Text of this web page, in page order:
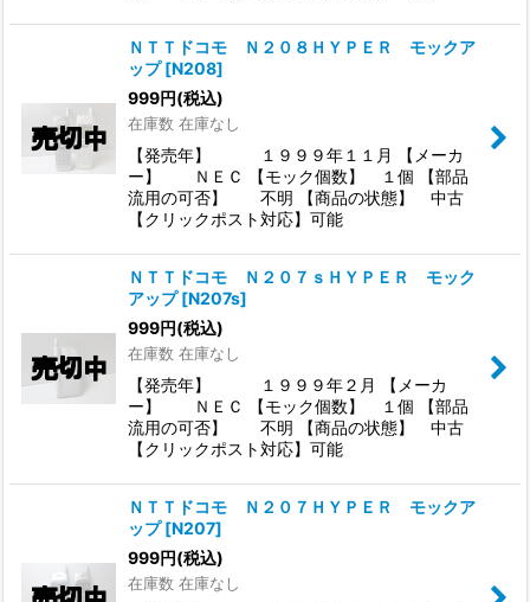
ＮＴＴドコモ Ｎ２０８ＨＹＰＥＲ モックア
ップ [N208]
999円(税込)
在庫数 在庫なし
【発売年】 １９９９年１１月 【メーカ
ー】 ＮＥＣ 【モック個数】 １個 【部品
流用の可否】 不明 【商品の状態】 中古
【クリックポスト対応】可能
ＮＴＴドコモ Ｎ２０７ｓＨＹＰＥＲ モック
アップ [N207s]
999円(税込)
在庫数 在庫なし
【発売年】 １９９９年２月 【メーカ
ー】 ＮＥＣ 【モック個数】 １個 【部品
流用の可否】 不明 【商品の状態】 中古
【クリックポスト対応】可能
ＮＴＴドコモ Ｎ２０７ＨＹＰＥＲ モックア
ップ [N207]
999円(税込)
在庫数 在庫なし